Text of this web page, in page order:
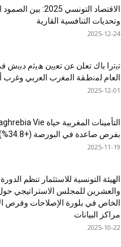
الاقتصاد التونسي 2025:
وتحديات التنافسية القارية
2025-12-24
ﺗﯾﺗرا ﺑﺎك ﺗﻌﻠن ﻋن ﺗﻌﯾﯾن ھﯾﺛم دﺑﯾش
اﻟﻌﺎم ﻟﻣﻧطﻘﺔ اﻟﻣﻐرب اﻟﻌرﺑﻲ وﻏرب
2025-12-01
بفرص صاعدة في البورصة (+34.8%)
2025-11-19
الهيئة التونسية للاستثمار تنظم الدورة
والعشرين للمجلس الاستراتيجي
الخاص في بلورة الإصلاحات وفرص
مراكز البيانات
2025-10-22